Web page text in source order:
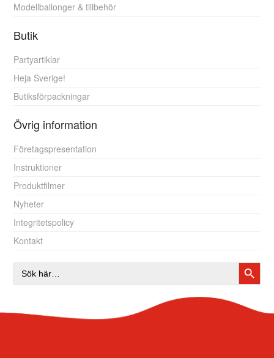
Modellballonger & tillbehör
Butik
Partyartiklar
Heja Sverige!
Butiksförpackningar
Övrig information
Företagspresentation
Instruktioner
Produktfilmer
Nyheter
Integritetspolicy
Kontakt
Sök
efter: